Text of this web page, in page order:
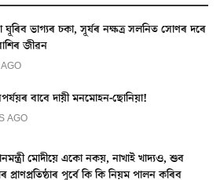
ভাগ্যৰ চকা, সূৰ্যৰ নক্ষত্ৰ সলনিত সোণৰ দৰে
জীৱন
বাবে দায়ী মনমোহন-ছোনিয়া!
AGO
মোদীয়ে একো নকয়, নাখাই খাদ্যও, শুব
প্ৰাণপ্ৰতিষ্ঠাৰ পূৰ্বে কি কি নিয়ম পালন কৰিব